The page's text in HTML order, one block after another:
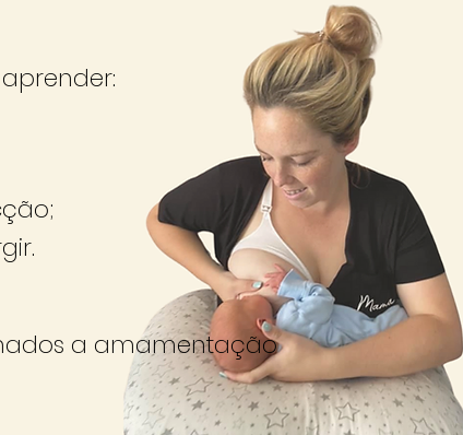
:
a amamentação